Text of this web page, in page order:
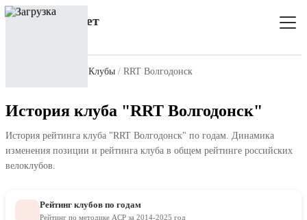
Клубы RRT Волгодонск
История клуба "RRT Волгодонск"
История рейтинга клуба "RRT Волгодонск" по годам. Динамика
изменения позиции и рейтинга клуба в общем рейтинге российских
велоклубов.
Рейтинг клубов по годам
Рейтинг по методике ACP за 2014-2025 год